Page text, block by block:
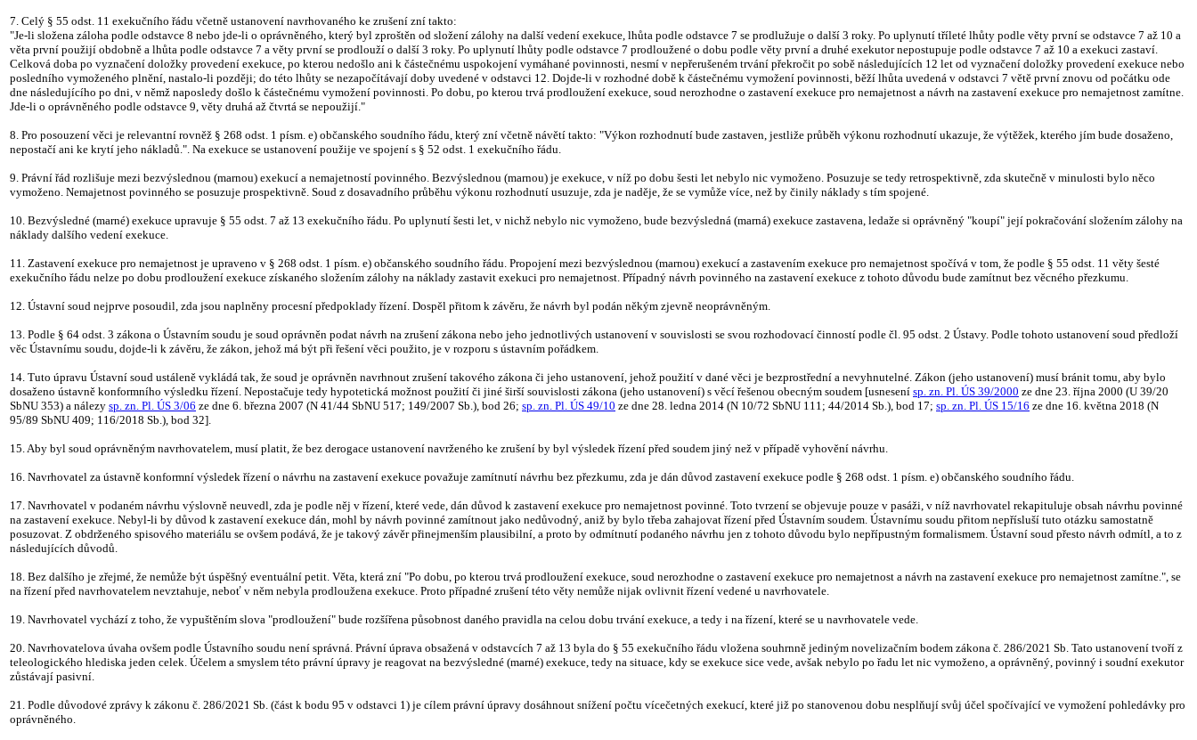
7. Celý § 55 odst. 11 exekučního řádu včetně ustanovení navrhovaného ke zrušení zní takto:
"Je-li složena záloha podle odstavce 8 nebo jde-li o oprávněného, který byl zproštěn od složení zálohy na další vedení exekuce, lhůta podle odstavce 7 se prodlužuje o další 3 roky. Po uplynutí tříleté lhůty podle věty první se odstavce 7 až 10 a
věta první použijí obdobně a lhůta podle odstavce 7 a věty první se prodlouží o další 3 roky. Po uplynutí lhůty podle odstavce 7 prodloužené o dobu podle věty první a druhé exekutor nepostupuje podle odstavce 7 až 10 a exekuci zastaví.
Celková doba po vyznačení doložky provedení exekuce, po kterou nedošlo ani k částečnému uspokojení vymáhané povinnosti, nesmí v nepřerušeném trvání překročit po sobě následujících 12 let od vyznačení doložky provedení exekuce nebo
posledního vymoženého plnění, nastalo-li později; do této lhůty se nezapočítávají doby uvedené v odstavci 12. Dojde-li v rozhodné době k částečnému vymožení povinnosti, běží lhůta uvedená v odstavci 7 větě první znovu od počátku ode
dne následujícího po dni, v němž naposledy došlo k částečnému vymožení povinnosti. Po dobu, po kterou trvá prodloužení exekuce, soud nerozhodne o zastavení exekuce pro nemajetnost a návrh na zastavení exekuce pro nemajetnost zamítne.
Jde-li o oprávněného podle odstavce 9, věty druhá až čtvrtá se nepoužijí."
8. Pro posouzení věci je relevantní rovněž § 268 odst. 1 písm. e) občanského soudního řádu, který zní včetně návětí takto: "Výkon rozhodnutí bude zastaven, jestliže průběh výkonu rozhodnutí ukazuje, že výtěžek, kterého jím bude dosaženo,
nepostačí ani ke krytí jeho nákladů.". Na exekuce se ustanovení použije ve spojení s § 52 odst. 1 exekučního řádu.
9. Právní řád rozlišuje mezi bezvýslednou (marnou) exekucí a nemajetností povinného. Bezvýslednou (marnou) je exekuce, v níž po dobu šesti let nebylo nic vymoženo. Posuzuje se tedy retrospektivně, zda skutečně v minulosti bylo něco
vymoženo. Nemajetnost povinného se posuzuje prospektivně. Soud z dosavadního průběhu výkonu rozhodnutí usuzuje, zda je naděje, že se vymůže více, než by činily náklady s tím spojené.
10. Bezvýsledné (marné) exekuce upravuje § 55 odst. 7 až 13 exekučního řádu. Po uplynutí šesti let, v nichž nebylo nic vymoženo, bude bezvýsledná (marná) exekuce zastavena, ledaže si oprávněný "koupí" její pokračování složením zálohy na
náklady dalšího vedení exekuce.
11. Zastavení exekuce pro nemajetnost je upraveno v § 268 odst. 1 písm. e) občanského soudního řádu. Propojení mezi bezvýslednou (marnou) exekucí a zastavením exekuce pro nemajetnost spočívá v tom, že podle § 55 odst. 11 věty šesté
exekučního řádu nelze po dobu prodloužení exekuce získaného složením zálohy na náklady zastavit exekuci pro nemajetnost. Případný návrh povinného na zastavení exekuce z tohoto důvodu bude zamítnut bez věcného přezkumu.
12. Ústavní soud nejprve posoudil, zda jsou naplněny procesní předpoklady řízení. Dospěl přitom k závěru, že návrh byl podán někým zjevně neoprávněným.
13. Podle § 64 odst. 3 zákona o Ústavním soudu je soud oprávněn podat návrh na zrušení zákona nebo jeho jednotlivých ustanovení v souvislosti se svou rozhodovací činností podle čl. 95 odst. 2 Ústavy. Podle tohoto ustanovení soud předloží
věc Ústavnímu soudu, dojde-li k závěru, že zákon, jehož má být při řešení věci použito, je v rozporu s ústavním pořádkem.
14. Tuto úpravu Ústavní soud ustáleně vykládá tak, že soud je oprávněn navrhnout zrušení takového zákona či jeho ustanovení, jehož použití v dané věci je bezprostřední a nevyhnutelné. Zákon (jeho ustanovení) musí bránit tomu, aby bylo
dosaženo ústavně konformního výsledku řízení. Nepostačuje tedy hypotetická možnost použití či jiné širší souvislosti zákona (jeho ustanovení) s věcí řešenou obecným soudem [usnesení sp. zn. Pl. ÚS 39/2000 ze dne 23. října 2000 (U 39/20
SbNU 353) a nálezy sp. zn. Pl. ÚS 3/06 ze dne 6. března 2007 (N 41/44 SbNU 517; 149/2007 Sb.), bod 26; sp. zn. Pl. ÚS 49/10 ze dne 28. ledna 2014 (N 10/72 SbNU 111; 44/2014 Sb.), bod 17; sp. zn. Pl. ÚS 15/16 ze dne 16. května 2018 (N
95/89 SbNU 409; 116/2018 Sb.), bod 32].
15. Aby byl soud oprávněným navrhovatelem, musí platit, že bez derogace ustanovení navrženého ke zrušení by byl výsledek řízení před soudem jiný než v případě vyhovění návrhu.
16. Navrhovatel za ústavně konformní výsledek řízení o návrhu na zastavení exekuce považuje zamítnutí návrhu bez přezkumu, zda je dán důvod zastavení exekuce podle § 268 odst. 1 písm. e) občanského soudního řádu.
17. Navrhovatel v podaném návrhu výslovně neuvedl, zda je podle něj v řízení, které vede, dán důvod k zastavení exekuce pro nemajetnost povinné. Toto tvrzení se objevuje pouze v pasáži, v níž navrhovatel rekapituluje obsah návrhu povinné
na zastavení exekuce. Nebyl-li by důvod k zastavení exekuce dán, mohl by návrh povinné zamítnout jako nedůvodný, aniž by bylo třeba zahajovat řízení před Ústavním soudem. Ústavnímu soudu přitom nepřísluší tuto otázku samostatně
posuzovat. Z obdrženého spisového materiálu se ovšem podává, že je takový závěr přinejmenším plausibilní, a proto by odmítnutí podaného návrhu jen z tohoto důvodu bylo nepřípustným formalismem. Ústavní soud přesto návrh odmítl, a to z
následujících důvodů.
18. Bez dalšího je zřejmé, že nemůže být úspěšný eventuální petit. Věta, která zní "Po dobu, po kterou trvá prodloužení exekuce, soud nerozhodne o zastavení exekuce pro nemajetnost a návrh na zastavení exekuce pro nemajetnost zamítne.", se
na řízení před navrhovatelem nevztahuje, neboť v něm nebyla prodloužena exekuce. Proto případné zrušení této věty nemůže nijak ovlivnit řízení vedené u navrhovatele.
19. Navrhovatel vychází z toho, že vypuštěním slova "prodloužení" bude rozšířena působnost daného pravidla na celou dobu trvání exekuce, a tedy i na řízení, které se u navrhovatele vede.
20. Navrhovatelova úvaha ovšem podle Ústavního soudu není správná. Právní úprava obsažená v odstavcích 7 až 13 byla do § 55 exekučního řádu vložena souhrnně jediným novelizačním bodem zákona č. 286/2021 Sb. Tato ustanovení tvoří z
teleologického hlediska jeden celek. Účelem a smyslem této právní úpravy je reagovat na bezvýsledné (marné) exekuce, tedy na situace, kdy se exekuce sice vede, avšak nebylo po řadu let nic vymoženo, a oprávněný, povinný i soudní exekutor
zůstávají pasivní.
21. Podle důvodové zprávy k zákonu č. 286/2021 Sb. (část k bodu 95 v odstavci 1) je cílem právní úpravy dosáhnout snížení počtu vícečetných exekucí, které již po stanovenou dobu nesplňují svůj účel spočívající ve vymožení pohledávky pro
oprávněného.